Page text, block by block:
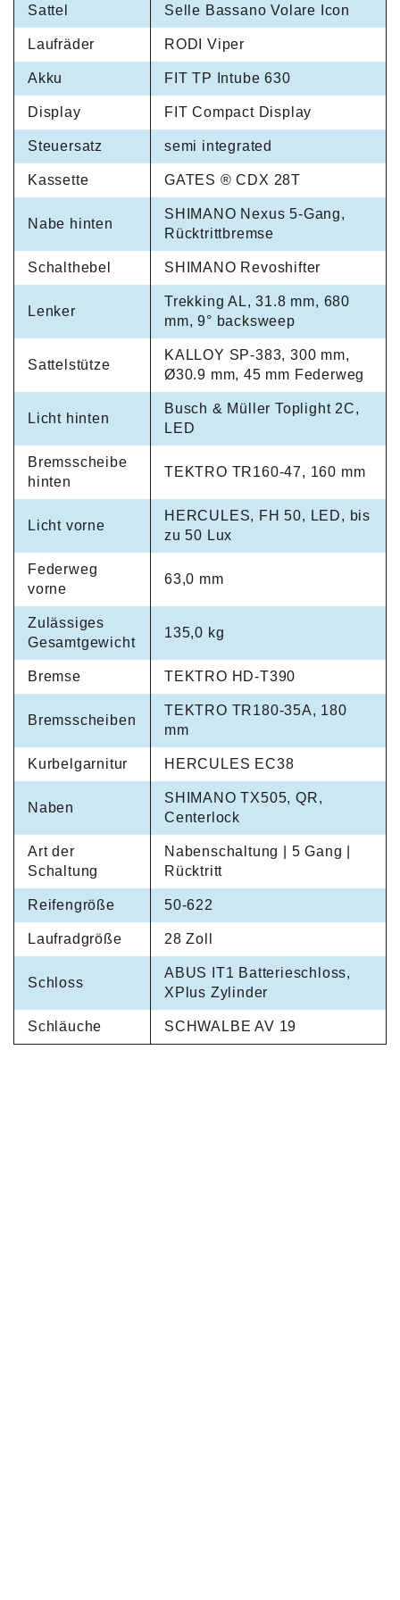
Sattel Selle Bassano Volare Icon
Laufräder RODI Viper
Akku FIT TP Intube 630
Display FIT Compact Display
Steuersatz semi integrated
Kassette GATES ® CDX 28T
Nabe hinten
SHIMANO Nexus 5-Gang,
Rücktrittbremse
Schalthebel SHIMANO Revoshifter
Lenker
Trekking AL, 31.8 mm, 680
mm, 9° backsweep
Sattelstütze
KALLOY SP-383, 300 mm,
Ø30.9 mm, 45 mm Federweg
Licht hinten
Busch & Müller Toplight 2C,
LED
Bremsscheibe
hinten
TEKTRO TR160-47, 160 mm
Licht vorne
HERCULES, FH 50, LED, bis
zu 50 Lux
Federweg
vorne
63,0 mm
Zulässiges
Gesamtgewicht
135,0 kg
Bremse TEKTRO HD-T390
Bremsscheiben
TEKTRO TR180-35A, 180
mm
Kurbelgarnitur HERCULES EC38
Naben
SHIMANO TX505, QR,
Centerlock
Art der
Schaltung
Nabenschaltung | 5 Gang |
Rücktritt
Reifengröße 50-622
Laufradgröße 28 Zoll
Schloss
ABUS IT1 Batterieschloss,
XPlus Zylinder
Schläuche SCHWALBE AV 19